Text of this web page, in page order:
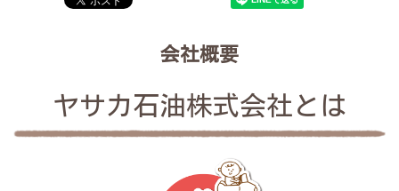
会社概要
ヤサカ石油株式会社とは